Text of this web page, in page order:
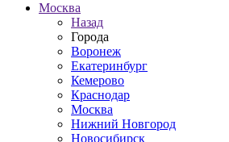
Москва
Назад
Города
Воронеж
Екатеринбург
Кемерово
Краснодар
Москва
Нижний Новгород
Новосибирск